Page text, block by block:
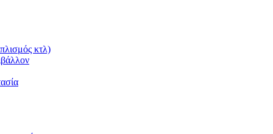
κτλ)